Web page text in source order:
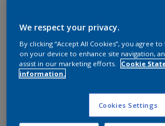
We respect your privacy.
By clicking “Accept All Cookies”, you agree
on your device to enhance site navigation,
assist in our marketing efforts.
Cookie
information.
Cookies Settings